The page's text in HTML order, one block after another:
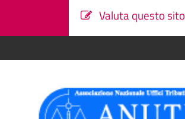
Valuta questo sito